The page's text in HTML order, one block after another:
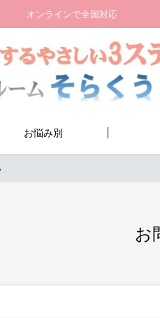
オンラインで全国対応
お悩み別
お